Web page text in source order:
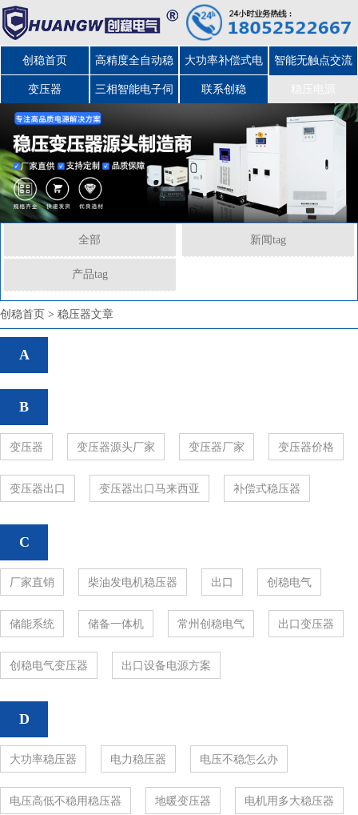
创稳首页 高精度全自动稳
压器
大功率补偿式电
力稳压器
智能无触点交流
变压器 三相智能电子伺 联系创稳
全部 新闻tag
产品tag
创稳首页 > 稳压器文章
A
B
变压器 变压器源头厂家 变压器厂家 变压器价格
变压器出口 变压器出口马来西亚 补偿式稳压器
C
厂家直销 柴油发电机稳压器 出口 创稳电气
储能系统 储备一体机 常州创稳电气 出口变压器
创稳电气变压器 出口设备电源方案
D
大功率稳压器 电力稳压器 电压不稳怎么办
电压高低不稳用稳压器 地暖变压器 电机用多大稳压器